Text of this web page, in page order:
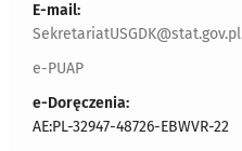
E-mail:
SekretariatUSGDK@stat.gov.pl
e-PUAP
e-Doręczenia:
AE:PL-32947-48726-EBWVR-22